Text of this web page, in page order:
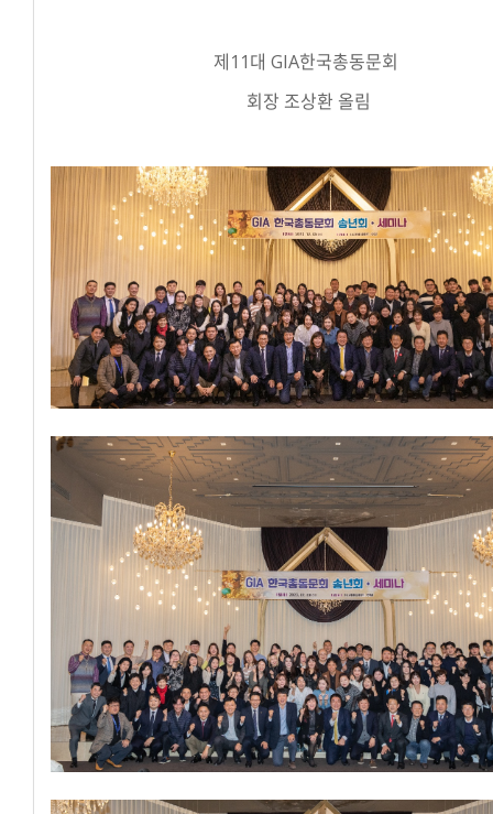
제11대 GIA한국총동문회
회장 조상환 올림